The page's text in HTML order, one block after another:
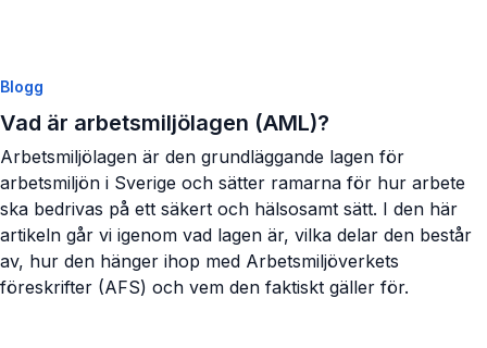
Blogg
Vad är arbetsmiljölagen (AML)?
Arbetsmiljölagen är den grundläggande lagen för
arbetsmiljön i Sverige och sätter ramarna för hur arbete
ska bedrivas på ett säkert och hälsosamt sätt. I den här
artikeln går vi igenom vad lagen är, vilka delar den består
av, hur den hänger ihop med Arbetsmiljöverkets
föreskrifter (AFS) och vem den faktiskt gäller för.